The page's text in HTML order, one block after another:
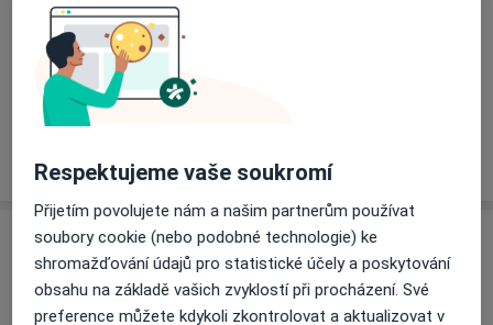
Ceník
Informace o službách a cenách nejsou k dispozici
Tento specialista ještě nepřidával žádné informace o
Adresa
Rehabilitace
stadion SSK Vítkovice Závodní 1411, Ostrava70300
Respektujeme vaše soukromí
Přijetím povolujete nám a našim partnerům používat
soubory cookie (nebo podobné technologie) ke
shromažďování údajů pro statistické účely a poskytování
obsahu na základě vašich zvyklostí při procházení. Své
preference můžete kdykoli zkontrolovat a aktualizovat v